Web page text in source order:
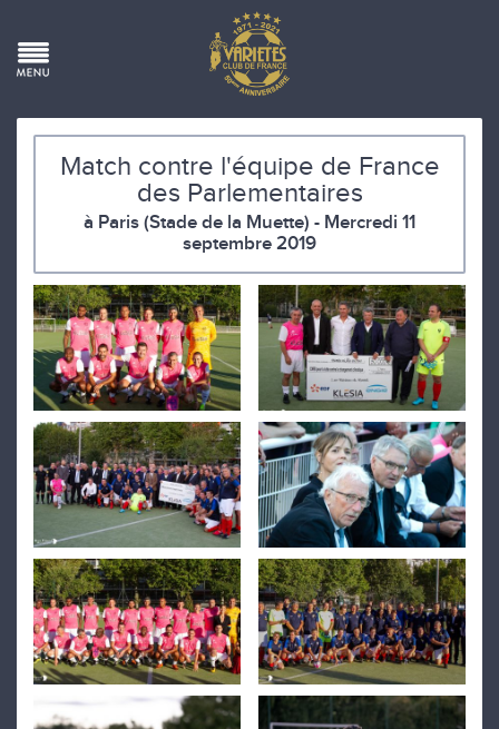
Match contre l'équipe de France
des Parlementaires
à Paris (Stade de la Muette) - Mercredi 11
septembre 2019